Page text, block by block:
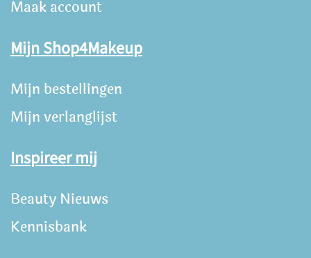
Maak account
Mijn Shop4Makeup
Mijn bestellingen
Mijn verlanglijst
Inspireer mij
Beauty Nieuws
Kennisbank